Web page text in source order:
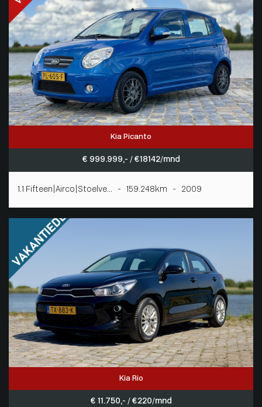
Kia Picanto
€ 999.999,- / € 18142/mnd
1.1 Fifteen|Airco|Stoelve... - 159.248km - 2009
Kia Rio
€ 11.750,- / € 220/mnd